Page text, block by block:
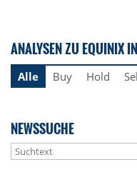
ANALYSEN ZU EQUINIX
Alle Buy Hold
NEWSSUCHE